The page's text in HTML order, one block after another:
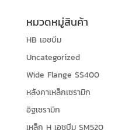
หมวดหมู่สินค้า
HB เอชบีม
Uncategorized
Wide Flange SS400
หลังคาเหล็กเซรามิก
อิฐเซรามิก